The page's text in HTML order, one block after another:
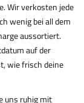
Wir verkosten jede
wenig bei all dem
aussortiert.
auf der
wie frisch deine
uns ruhig mit